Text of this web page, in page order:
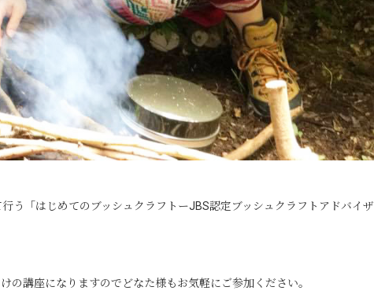
う「はじめてのブッシュクラフトーJBS認定ブッシュクラフトアドバイ
の講座になりますのでどなた様もお気軽にご参加ください。